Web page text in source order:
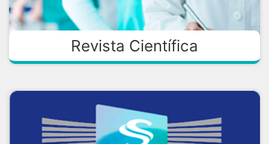
Revista Científica